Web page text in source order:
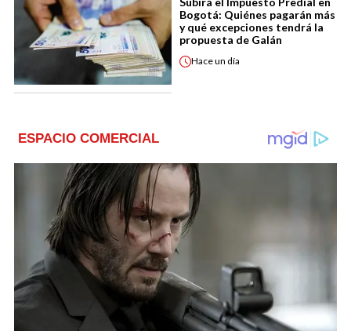
Bogotá: Quiénes pagarán más
y qué excepciones tendrá la
propuesta de Galán
Haceun día